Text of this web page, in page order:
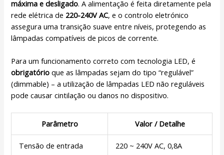
máxima e desligado. A alimentação é feita diretamente pela
rede elétrica de 220-240V AC, e o controlo eletrónico
assegura uma transição suave entre níveis, protegendo as
lâmpadas compatíveis de picos de corrente.
Para um funcionamento correto com tecnologia LED, é
obrigatório que as lâmpadas sejam do tipo “regulável”
(dimmable) – a utilização de lâmpadas LED não reguláveis
pode causar cintilação ou danos no dispositivo.
Parâmetro Valor / Detalhe
Tensão de entrada 220 ~ 240V AC, 0,8A